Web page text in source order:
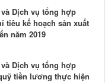
Dịch vụ tổng hợp
tiêu kế hoạch sản xuất
năm 2019
Dịch vụ tổng hợp
tiền lương thực hiện